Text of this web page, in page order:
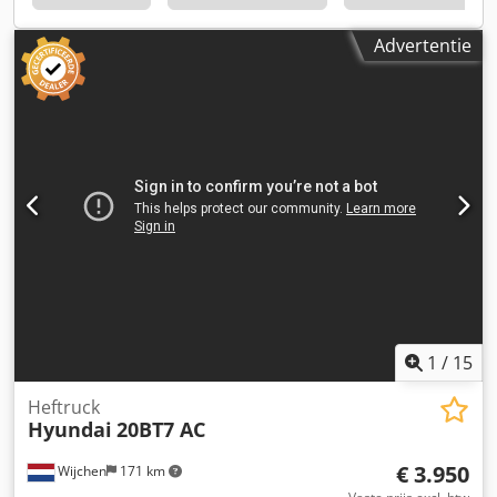
0 gebreken ℹ️ 0 uitgaven ⚠️ 📌 Opmerking van de
inspecteur: 📄 Wilt u de volledige inspectie, extra foto's of
een video bekijken? Tip: Het referentienummer "41078
Equippo" wordt vaak gebruikt bij het online zoeken naar
meer informatie. 💡 Waarom deze machine en onze service
andere machines? Wij bieden handige hulpmiddelen en
bronnen voor alle eigenaren en gebruikers van machines –
Advertentie
1 / 15
Wijchen 171 km
Heftruck
Hyundai 20BT7 AC
€ 3.950